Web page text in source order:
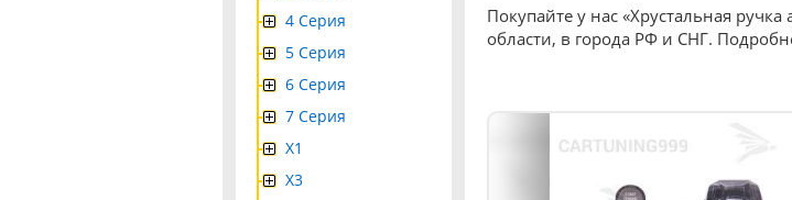
Покупайте у нас «Хрустальная
области, в города РФ и СНГ.
4 Серия
5 Серия
6 Серия
7 Серия
X1
X3